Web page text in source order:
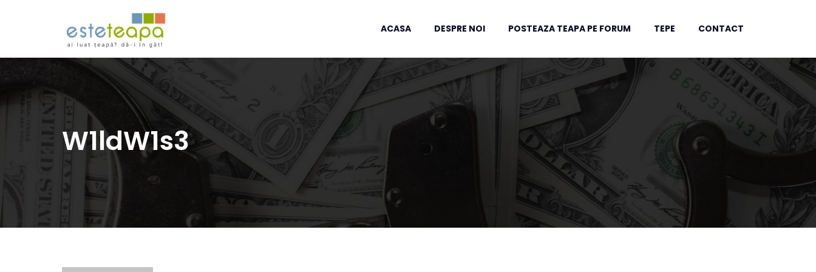
ACASA DESPRE NOI POSTEAZA TEAPA PE FORUM TEPE CONTACT
W1ldW1s3